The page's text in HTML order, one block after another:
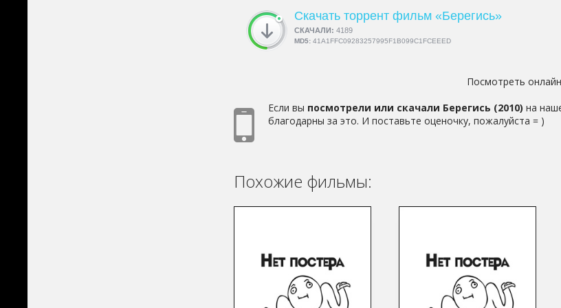
Скачать торрент фильм «Берегись»
СКАЧАЛИ: 4189
MD5: 41A1FFC09283257995F1B099C1FCEEED
Посмотреть
Если вы посмотрели или скачали Берегись (2010) на
благодарны за это. И поставьте оценочку, пожалуйста = )
Похожие фильмы: